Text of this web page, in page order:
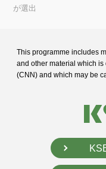
が選出
This programme includes
and other material which is
(CNN) and which may be